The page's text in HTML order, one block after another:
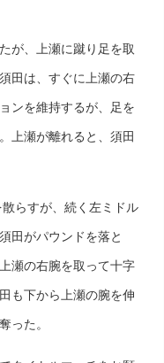
が、上瀬に蹴り足を取
田は、すぐに上瀬の右
ンを維持するが、足を
上瀬が離れると、須田
らすが、続く左ミドル
田がパウンドを落と
瀬の右腕を取って十字
も下から上瀬の腕を伸
った。